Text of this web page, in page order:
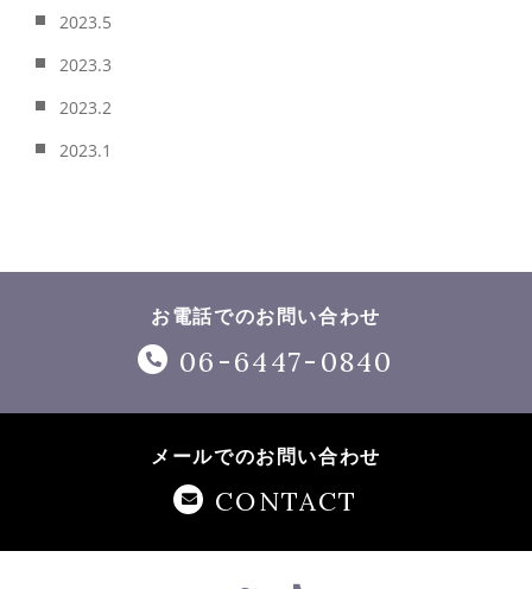
2023.5
2023.3
2023.2
2023.1
お電話でのお問い合わせ
06-6447-0840
メールでのお問い合わせ
CONTACT